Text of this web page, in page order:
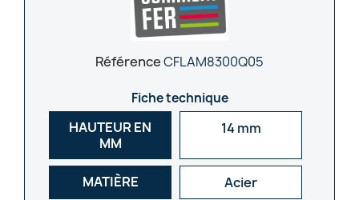
RéférenceCFLAM8300Q05
Fiche technique
HAUTEUR EN
MM
14 mm
MATIÈRE Acier